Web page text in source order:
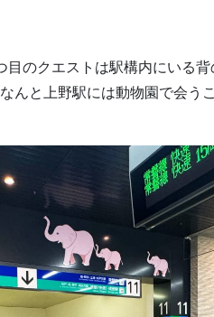
のクエストは駅構内にいる
んと上野駅には動物園で会う